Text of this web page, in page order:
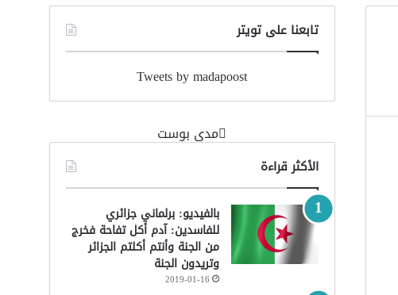
تابعنا على تويتر
Tweets by madapoost
‏مدى بوست‏
الأكثر قراءة
بالفيديو: برلماني جزائري
للفاسدين: آدم أكل تفاحة فخرج
من الجنة وأنتم أكلتم الجزائر
وتريدون الجنة
2019-01-16